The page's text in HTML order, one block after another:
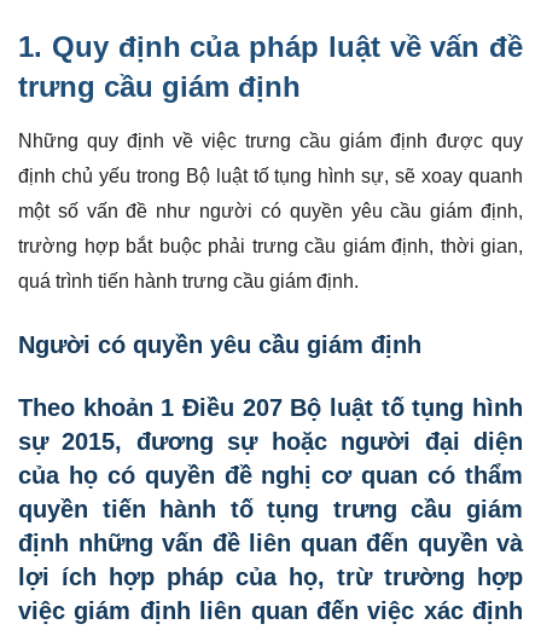
1. Quy định của pháp luật về vấn đề
trưng cầu giám định
Những quy định về việc trưng cầu giám định được quy
định chủ yếu trong Bộ luật tố tụng hình sự, sẽ xoay quanh
một số vấn đề như người có quyền yêu cầu giám định,
trường hợp bắt buộc phải trưng cầu giám định, thời gian,
quá trình tiến hành trưng cầu giám định.
Người có quyền yêu cầu giám định
Theo khoản 1 Điều 207 Bộ luật tố tụng hình
sự 2015, đương sự hoặc người đại diện
của họ có quyền đề nghị cơ quan có thẩm
quyền tiến hành tố tụng trưng cầu giám
định những vấn đề liên quan đến quyền và
lợi ích hợp pháp của họ, trừ trường hợp
việc giám định liên quan đến việc xác định